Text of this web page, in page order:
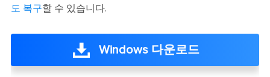
도 복구할 수 있습니다.
Windows 다운로드